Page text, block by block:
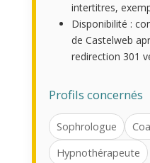
intertitres,
Disponibilité :
de Castelweb
redirection 301
Profils concernés
Sophrologue
Hypnothérapeute